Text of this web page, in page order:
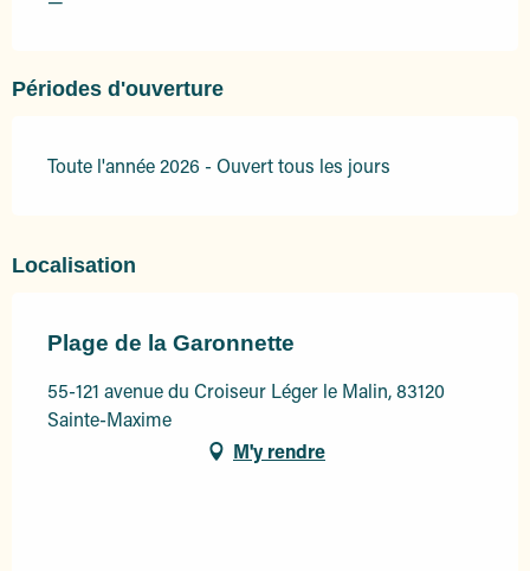
Périodes d'ouverture
Toute l'année 2026 - Ouvert tous les jours
Localisation
Plage de la Garonnette
55-121 avenue du Croiseur Léger le Malin, 83120
Sainte-Maxime
M'y rendre